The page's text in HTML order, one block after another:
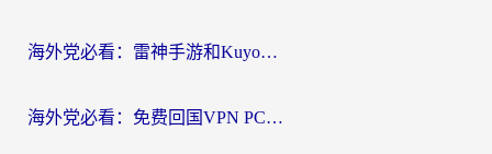
海外党必看：雷神手游和Kuyo好用吗？3款回国加速器实测+避坑指南
海外党必看：免费回国VPN PC真的能用？附国内高速VPN选择全攻略